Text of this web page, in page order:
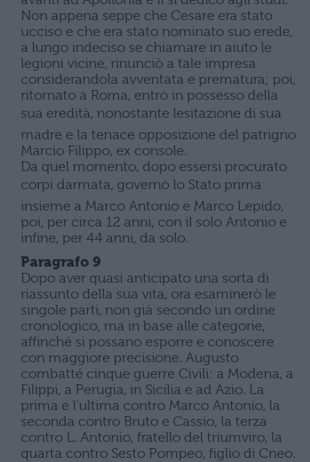
Non appena seppe che Cesare era stato
ucciso e che era stato nominato suo erede,
a lungo indeciso se chiamare in aiuto le
legioni vicine, rinunciò a tale impresa
considerandola avventata e prematura; poi,
ritornato a Roma, entrò in possesso della
sua eredità, nonostante lesitazione di sua
madre e la tenace opposizione del patrigno
Marcio Filippo, ex console.
Da quel momento, dopo essersi procurato
corpi darmata, governò lo Stato prima
insieme a Marco Antonio e Marco Lepido,
poi, per circa 12 anni, con il solo Antonio e
infine, per 44 anni, da solo.
Paragrafo 9
Dopo aver quasi anticipato una sorta di
riassunto della sua vita, ora esaminerò le
singole parti, non già secondo un ordine
cronologico, ma in base alle categorie,
affinché si possano esporre e conoscere
con maggiore precisione. Augusto
combatté cinque guerre Civili: a Modena, a
Filippi, a Perugia, in Sicilia e ad Azio. La
prima e l'ultima contro Marco Antonio, la
seconda contro Bruto e Cassio, la terza
contro L. Antonio, fratello del triumviro, la
quarta contro Sesto Pompeo, figlio di Cneo.